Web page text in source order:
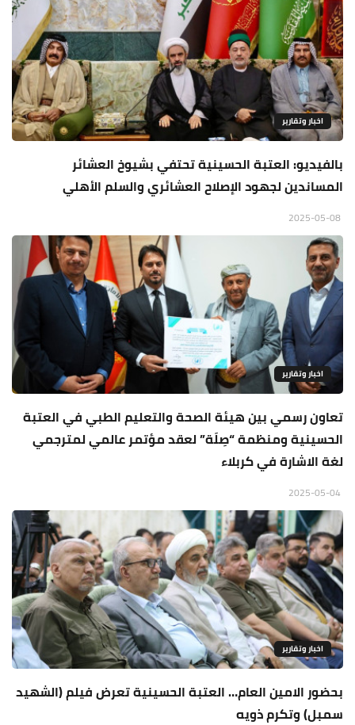
اخبار وتقارير
بالفيديو: العتبة الحسينية تحتفي بشيوخ العشائر
المساندين لجهود الإصلاح العشائري والسلم الأهلي
اخبار وتقارير
تعاون رسمي بين هيئة الصحة والتعليم الطبي في العتبة
الحسينية ومنظمة “صِلَة” لعقد مؤتمر عالمي لمترجمي
لغة الاشارة في كربلاء
اخبار وتقارير
بحضور الامين العام… العتبة الحسينية تعرض فيلم (الشهيد
سمبل) وتكرم ذويه